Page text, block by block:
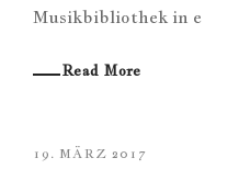
Musikbibliothek in e
Read More
19. MÄRZ 2017